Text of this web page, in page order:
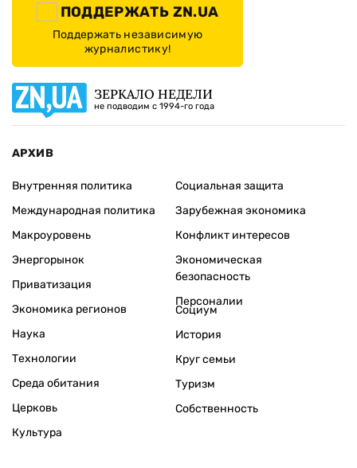
ПОДДЕРЖАТЬ ZN.UA
Поддержать независимую
журналистику!
ЗЕРКАЛО НЕДЕЛИ
не подводим с 1994-го года
АРХИВ
Внутренняя политика
Международная политика
Макроуровень
Энергорынок
Приватизация
Экономика регионов
Социальная защита
Зарубежная экономика
Конфликт интересов
Экономическая
безопасность
Персоналии
Наука
Технологии
Среда обитания
Церковь
Культура
Социум
История
Круг семьи
Туризм
Собственность